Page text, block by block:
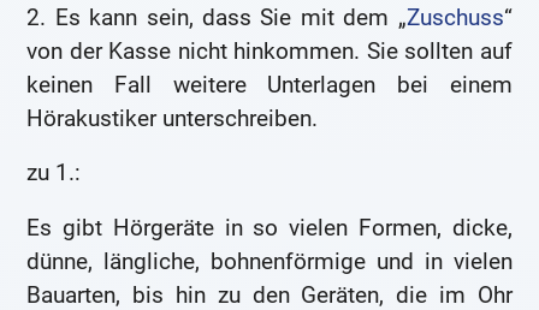
2. Es kann sein, dass Sie mit dem „Zuschuss“
von der Kasse nicht hinkommen. Sie sollten auf
keinen Fall weitere Unterlagen bei einem
Hörakustiker unterschreiben.
zu 1.:
Es gibt Hörgeräte in so vielen Formen, dicke,
dünne, längliche, bohnenförmige und in vielen
Bauarten, bis hin zu den Geräten, die im Ohr